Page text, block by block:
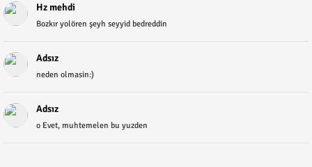
Hz mehdi
Bozkır yolören şeyh seyyid bedreddin
Adsız
neden olmasin:)
Adsız
o Evet, muhtemelen bu yuzden